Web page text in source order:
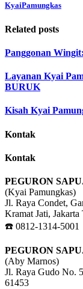
KyaiPamungkas
Related posts
Panggonan
Layanan Kyai
BURUK
Kisah Kyai
Kontak
Kontak
PEGURON
(Kyai Pamungkas)
Jl. Raya Condet,
Kramat Jati,
☎️ 0812-1314-5001
PEGURON
(Aby Marnos)
Jl. Raya Gudo No.
61453